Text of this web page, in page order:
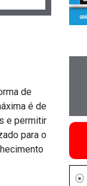
de
é de
e permitir
para o